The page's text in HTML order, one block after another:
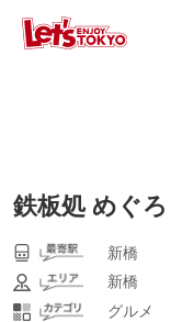
鉄板処 めぐろ
新橋
新橋
グルメ